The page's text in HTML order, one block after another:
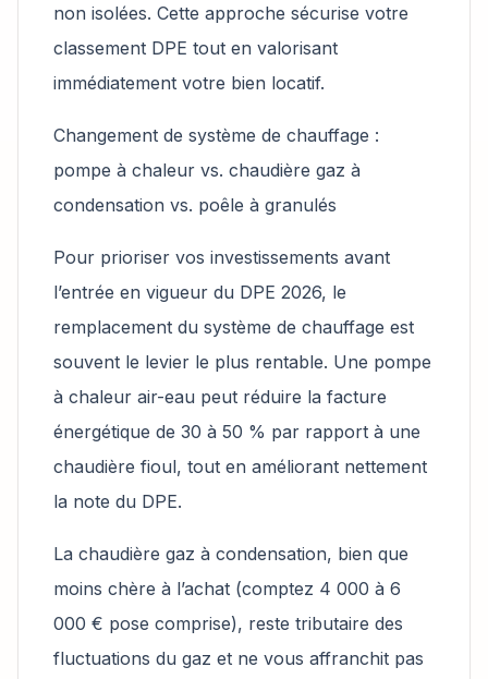
non isolées. Cette approche sécurise votre
classement DPE tout en valorisant
immédiatement votre bien locatif.
Changement de système de chauffage :
pompe à chaleur vs. chaudière gaz à
condensation vs. poêle à granulés
Pour prioriser vos investissements avant
l’entrée en vigueur du DPE 2026, le
remplacement du système de chauffage est
souvent le levier le plus rentable. Une pompe
à chaleur air-eau peut réduire la facture
énergétique de 30 à 50 % par rapport à une
chaudière fioul, tout en améliorant nettement
la note du DPE.
La chaudière gaz à condensation, bien que
moins chère à l’achat (comptez 4 000 à 6
000 € pose comprise), reste tributaire des
fluctuations du gaz et ne vous affranchit pas